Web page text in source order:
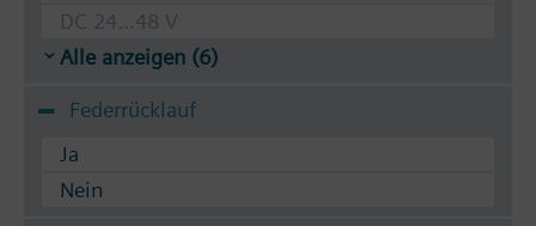
DC 24...48 V
Alle anzeigen (6)
Federrücklauf
Ja
Nein